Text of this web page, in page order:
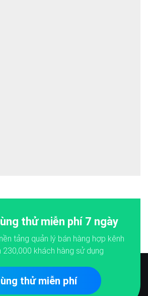
thử miễn phí 7 ngày
tảng quản lý bán hàng hợp kênh
230,000 khách hàng sử dụng
thử miễn phí